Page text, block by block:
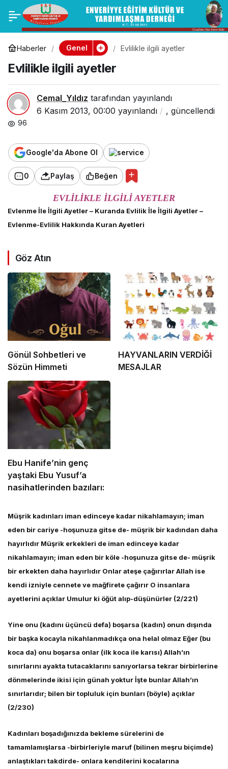
Haberler Genel Evlilikle ilgili ayetler
Evlilikle ilgili ayetler
Cemal_Yıldız tarafından yayınlandı
6 Kasım 2013, 00:00 yayınlandı , güncellendi
96
Google'da Abone Ol
0 Paylaş Beğen
EVLİLİKLE İLGİLİ AYETLER
Evlenme İle İlgili Ayetler – Kuranda Evlilik İle İlgili Ayetler –
Evlenme-Evlilik Hakkında Kuran Ayetleri
Göz Atın
Gönül Sohbetleri ve
Sözün Himmeti
HAYVANLARIN VERDİĞİ
MESAJLAR
Ebu Hanife’nin genç
yaştaki Ebu Yusuf’a
nasihatlerinden bazıları:
Müşrik kadınları iman edinceye kadar nikahlamayın; iman
eden bir cariye -hoşunuza gitse de- müşrik bir kadından daha
hayırlıdır Müşrik erkekleri de iman edinceye kadar
nikahlamayın; iman eden bir köle -hoşunuza gitse de- müşrik
bir erkekten daha hayırlıdır Onlar ateşe çağırırlar Allah ise
kendi izniyle cennete ve mağfirete çağırır O insanlara
ayetlerini açıklar Umulur ki öğüt alıp-düşünürler (2/221)
Yine onu (kadını üçüncü defa) boşarsa (kadın) onun dışında
bir başka kocayla nikahlanmadıkça ona helal olmaz Eğer (bu
koca da) onu boşarsa onlar (ilk koca ile karısı) Allah’ın
sınırlarını ayakta tutacaklarını sanıyorlarsa tekrar birbirlerine
dönmelerinde ikisi için günah yoktur İşte bunlar Allah’ın
sınırlarıdır; bilen bir topluluk için bunları (böyle) açıklar
(2/230)
Kadınları boşadığınızda bekleme sürelerini de
tamamlamışlarsa -birbirleriyle maruf (bilinen meşru biçimde)
anlaştıkları takdirde- onlara kendilerini kocalarına
ZEKATLA İLGİLİ
HADİSLER
0 Paylaş